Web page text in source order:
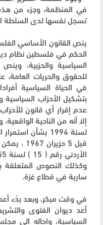
في المنظمة، وجزء من
تسجل نفسها لدى السلطة
الحكم في فلسطين نظام
للحقوق والحريات
في الحياة السياسية
بتشكيل الأحزاب السياسية
عدم إقرار أي قانون
لسنة 1994 بشأن
قبل 5
وكذلك النصوص المتعلقة
سارية في قطاع غزة.
في وقت مبكر، وبعد بدْء
أعد ديوان الفتوى